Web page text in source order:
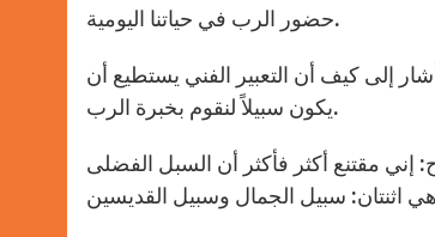
حضور الرب في حياتنا اليومية.
إلى كيف أن التعبير الفني يستطيع أن
يكون سبيلاً لنقوم بخبرة الرب.
مقتنع أكثر فأكثر أن السبل الفضلى